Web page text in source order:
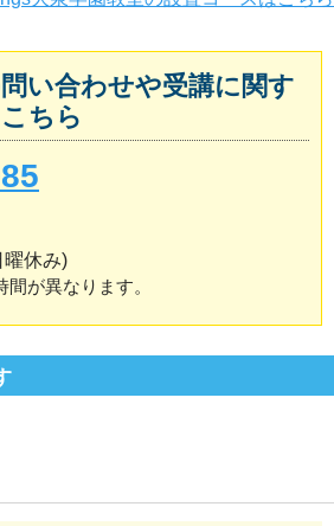
い合わせや受講に関す
ちら
曜休み)
が異なります。